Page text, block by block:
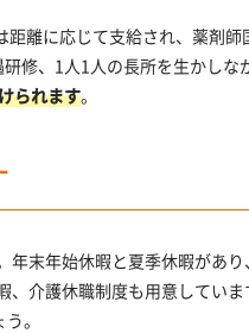
離に応じて支給され、薬剤
修、1人1人の長所を生かしな
られます。
年末年始休暇と夏季休暇があり、
介護休職制度も用意してい
。